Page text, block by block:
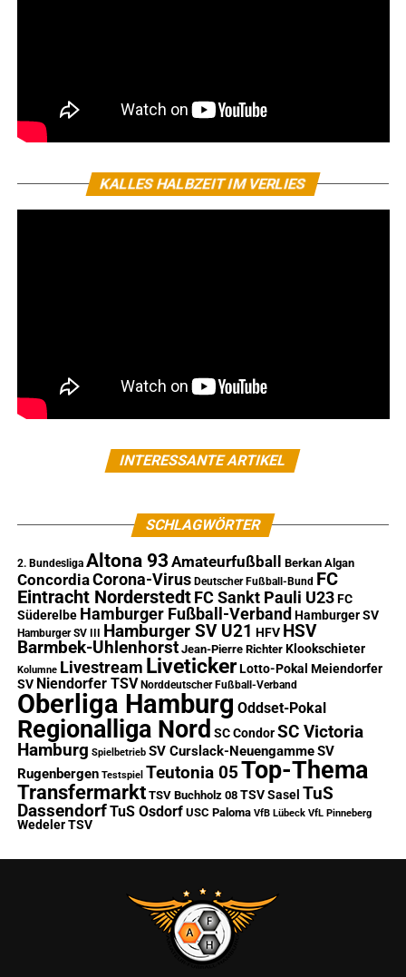
KALLES HALBZEIT IM VERLIES
INTERESSANTE ARTIKEL
SCHLAGWÖRTER
2. Bundesliga Altona 93 Amateurfußball Berkan Algan
ConcordiaCorona-Virus Deutscher Fußball-Bund FC
Eintracht Norderstedt FC Sankt Pauli U23 FC
Süderelbe Hamburger Fußball-Verband Hamburger SV
Hamburger SV III Hamburger SV U21 HFV HSV
Barmbek-Uhlenhorst Jean-Pierre Richter Klookschieter
Kolumne Livestream Liveticker Lotto-Pokal Meiendorfer
SV Niendorfer TSV Norddeutscher Fußball-Verband
Oberliga Hamburg Oddset-Pokal
Regionalliga Nord SC Condor SC Victoria
Hamburg Spielbetrieb SV Curslack-NeuengammeSV
Rugenbergen Testspiel Teutonia 05Top-Thema
Transfermarkt TSV Buchholz 08 TSV Sasel TuS
DassendorfTuS Osdorf USC Paloma VfB Lübeck VfL Pinneberg
Wedeler TSV